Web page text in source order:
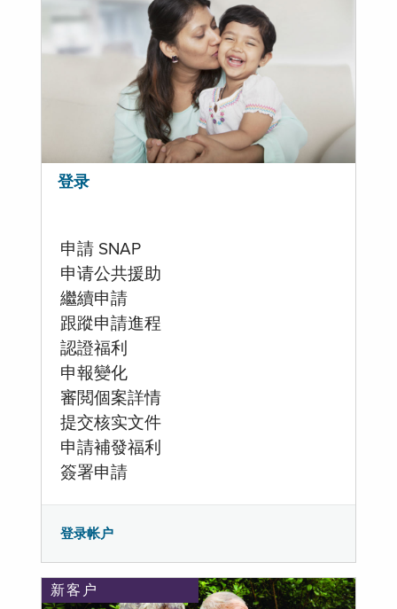
登录
申請 SNAP
申请公共援助
繼續申請
跟蹤申請進程
認證福利
申報變化
審閲個案詳情
提交核实文件
申請補發福利
簽署申請
登录帐户
新客户